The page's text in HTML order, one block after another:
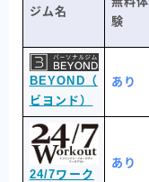
ジム名
験
BEYOND（
ビヨンド）
あり
24/7ワーク
あり